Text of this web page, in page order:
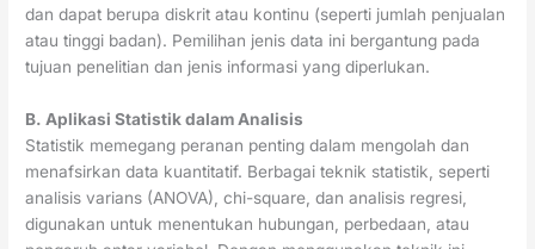
dan dapat berupa diskrit atau kontinu (seperti jumlah penjualan
atau tinggi badan). Pemilihan jenis data ini bergantung pada
tujuan penelitian dan jenis informasi yang diperlukan.
B. Aplikasi Statistik dalam Analisis
Statistik memegang peranan penting dalam mengolah dan
menafsirkan data kuantitatif. Berbagai teknik statistik, seperti
analisis varians (ANOVA), chi-square, dan analisis regresi,
digunakan untuk menentukan hubungan, perbedaan, atau